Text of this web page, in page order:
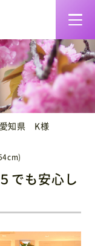
知県 K様
でも安心し